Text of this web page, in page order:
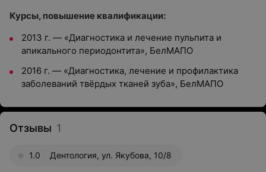
Курсы, повышение квалификации:
2013 г. — «Диагностика и лечение пульпита и
апикального периодонтита», БелМАПО
2016 г. — «Диагностика, лечение и профилактика
заболеваний твёрдых тканей зуба», БелМАПО
Отзывы 1
1.0 Дентология, ул. Якубова, 10/8